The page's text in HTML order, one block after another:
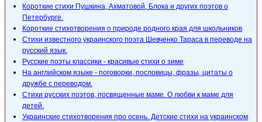
Короткие стихи Пушкина, Ахматовой, Блока и других поэтов о
Петербурге.
Короткие стихотворения о природе родного края для школьников
Стихи известного украинского поэта Шевченко Тараса в переводе на
русский язык.
Русские поэты классики - красивые стихи о зиме
На английском языке - поговорки, пословицы, фразы, цитаты о
дружбе с переводом.
Стихи русских поэтов, посвященные маме. О любви к маме для
детей.
Украинские стихотворения про осень. Детские стихи на украинском